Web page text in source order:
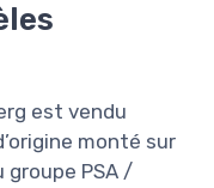
est vendu
monté sur
groupe PSA /